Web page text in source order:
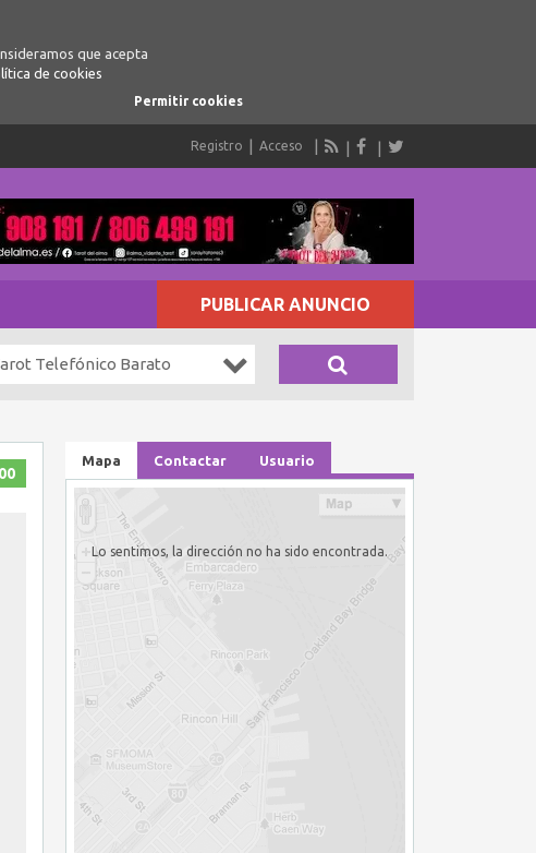
que acepta
de cookies
Permitir cookies
Registro Acceso
PUBLICAR ANUNCIO
Telefónico Barato
Mapa Contactar Usuario
Lo sentimos, la dirección no ha sido encontrada.